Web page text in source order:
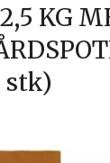
KG
stk)